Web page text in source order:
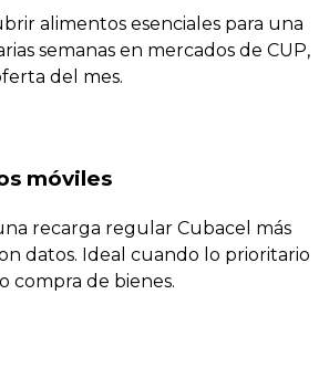
alimentos esenciales para una
semanas en mercados de CUP,
del mes.
móviles
recarga regular Cubacel más
datos. Ideal cuando lo prioritario
compra de bienes.